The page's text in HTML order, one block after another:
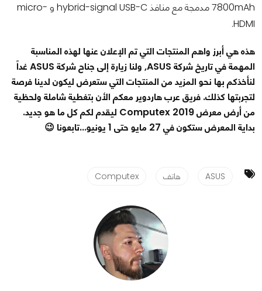
7800mAh مدمجة مع منافذ hybrid-signal USB-C و micro-
HDMI.
هذه هي أبرز واهم المنتجات التي تم الإعلان عنها لهذه المناسبة
المهمة في تاريخ شركة ASUS, ولنا زيارة إلى جناح شركة ASUS غداً
لنأخذكم بها نحو المزيد من المنتجات التي ستعرض ليكون لدينا فرصة
لتجربتها كذلك. فريق عرب هاردوير معكم الأن بتغطية شاملة ولحظية
من أرض معرض Computex 2019 ليقدم لكم كل ما هو جديد.
بداية المعرض ستكون في 27 مايو حتى 1 يونيو...تابعونا 😉
ASUS هاتف Computex